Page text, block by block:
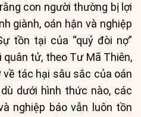
con người thường bị lợi
giành, oán hận và nghiệp
tồn tại của “quỷ đòi nợ”
tử, theo Tư Mã Thiên,
tác hại sâu sắc của oán
dưới hình thức nào, các
nghiệp báo vẫn luôn tồn